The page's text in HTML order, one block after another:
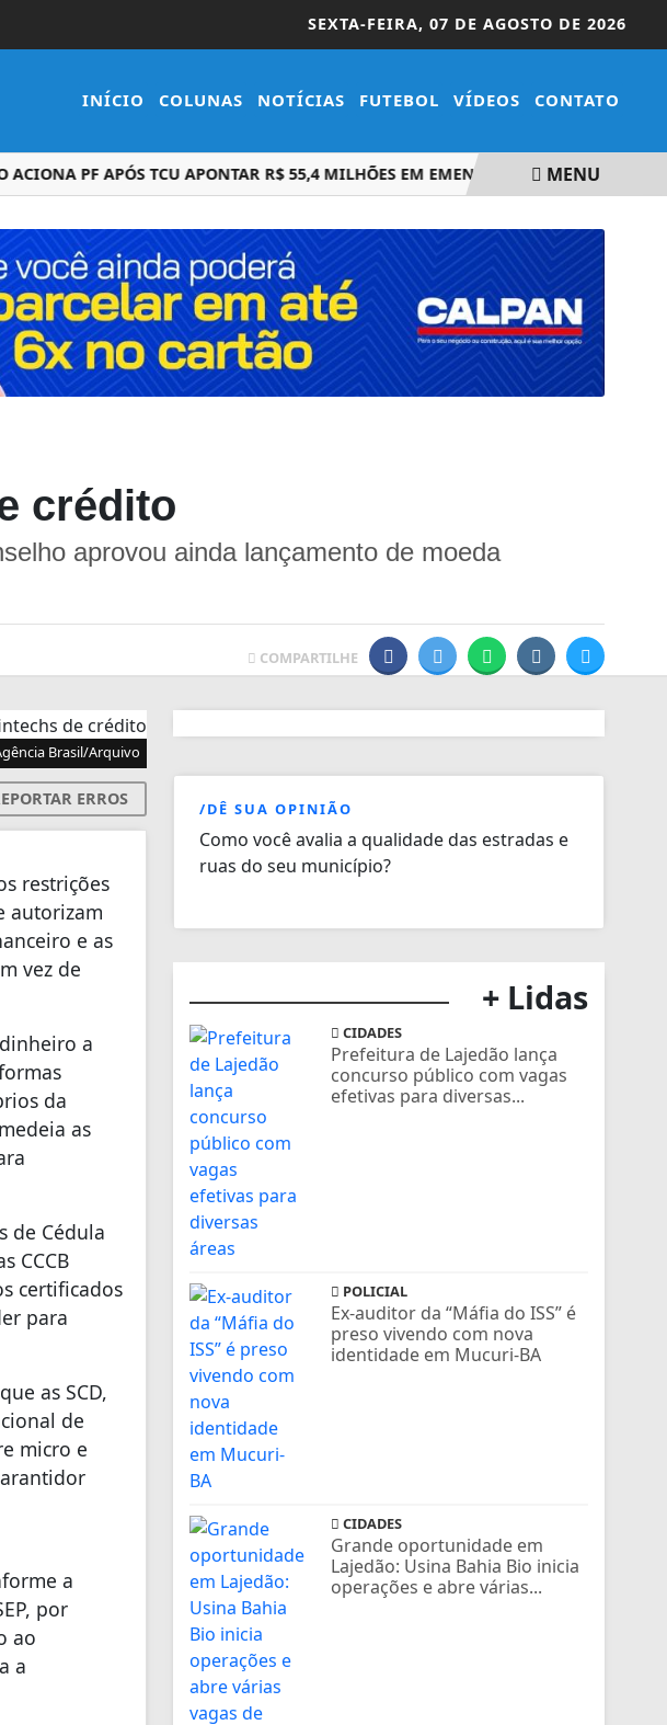
SEXTA-FEIRA, 07 DE AGOSTO DE 2026
INÍCIO COLUNAS NOTÍCIAS FUTEBOL VÍDEOS CONTATO
PF APÓS TCU APONTAR R$ 55,4 MILHÕES EM EMENDAS SUSPEITASMENU
crédito
aprovou ainda lançamento de moeda
COMPARTILHE
Brasil/Arquivo
ERROS
restrições
autorizam
e as
vez de
a
da
as
de Cédula
CCCB
certificados
para
as SCD,
de
micro e
a
por
ao
a
/DÊ SUA OPINIÃO
Como você avalia a qualidade das estradas e
ruas do seu município?
+ Lidas
CIDADES
Prefeitura de Lajedão lança
concurso público com vagas
efetivas para diversas...
POLICIAL
Ex-auditor da “Máfia do ISS” é
preso vivendo com nova
identidade em Mucuri-BA
CIDADES
Grande oportunidade em
Lajedão: Usina Bahia Bio inicia
operações e abre várias...